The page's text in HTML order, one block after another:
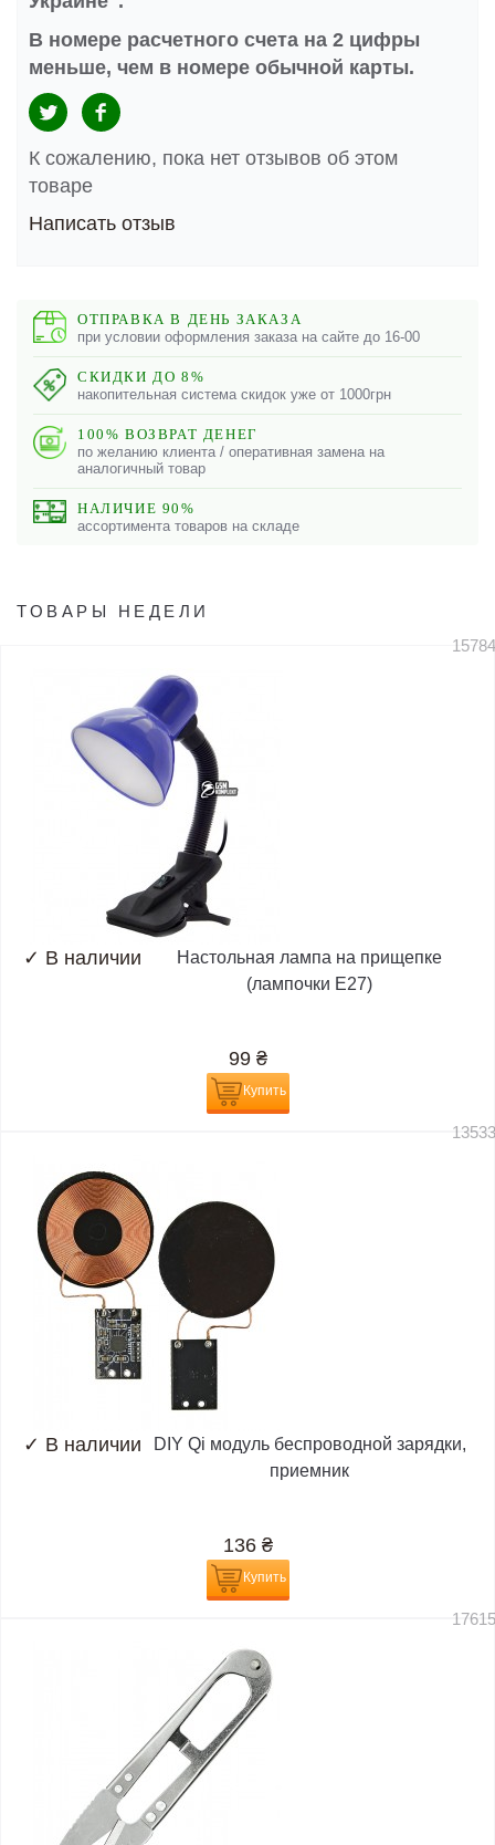
В номере расчетного счета на 2 цифры
меньше, чем в номере обычной карты.
К сожалению, пока нет отзывов об этом
товаре
Написать отзыв
ОТПРАВКА В ДЕНЬ ЗАКАЗА
при условии оформления заказа на сайте до 16-00
СКИДКИ ДО 8%
накопительная система скидок уже от 1000грн
100% ВОЗВРАТ ДЕНЕГ
по желанию клиента / оперативная замена на
аналогичный товар
НАЛИЧИЕ 90%
ассортимента товаров на складе
ТОВАРЫ НЕДЕЛИ
✓ В наличии
Настольная лампа на прищепке
(лампочки E27)
99 ₴
Купить
✓ В наличии
DIY Qi модуль беспроводной зарядки,
приемник
136 ₴
Купить